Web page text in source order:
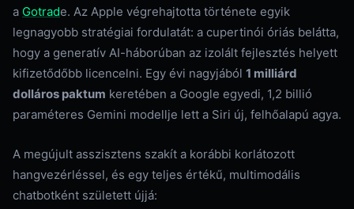
a Gotrade. Az Apple végrehajtotta története egyik
legnagyobb stratégiai fordulatát: a cupertinói óriás belátta,
hogy a generatív AI-háborúban az izolált fejlesztés helyett
kifizetődőbb licencelni. Egy évi nagyjából 1 milliárd
dolláros paktum keretében a Google egyedi, 1,2 billió
paraméteres Gemini modellje lett a Siri új, felhőalapú agya.
​A megújult asszisztens szakít a korábbi korlátozott
hangvezérléssel, és egy teljes értékű, multimodális
chatbotként született újjá: